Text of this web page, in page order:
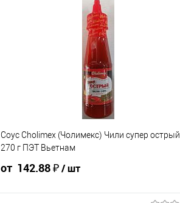
Соус Cholimex (Чолимекс) Чили супер острый
270 г ПЭТ Вьетнам
от 142.88 ₽/ шт